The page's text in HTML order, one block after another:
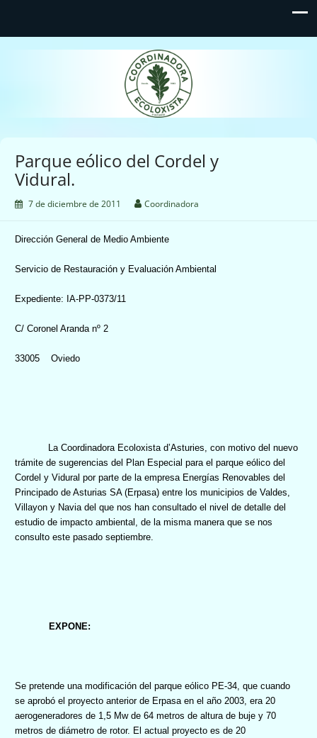
Coordinadora Ecoloxista
d'Asturies
Parque eólico del Cordel y
Vidural.
7 de diciembre de 2011 Coordinadora
Dirección General de Medio Ambiente
Servicio de Restauración y Evaluación Ambiental
Expediente: IA-PP-0373/11
C/ Coronel Aranda nº 2
33005 Oviedo
La Coordinadora Ecoloxista d’Asturies, con motivo del nuevo
trámite de sugerencias del Plan Especial para el parque eólico del
Cordel y Vidural por parte de la empresa Energías Renovables del
Principado de Asturias SA (Erpasa) entre los municipios de Valdes,
Villayon y Navia del que nos han consultado el nivel de detalle del
estudio de impacto ambiental, de la misma manera que se nos
consulto este pasado septiembre.
EXPONE:
Se pretende una modificación del parque eólico PE-34, que cuando
se aprobó el proyecto anterior de Erpasa en el año 2003, era 20
aerogeneradores de 1,5 Mw de 64 metros de altura de buje y 70
metros de diámetro de rotor. El actual proyecto es de 20